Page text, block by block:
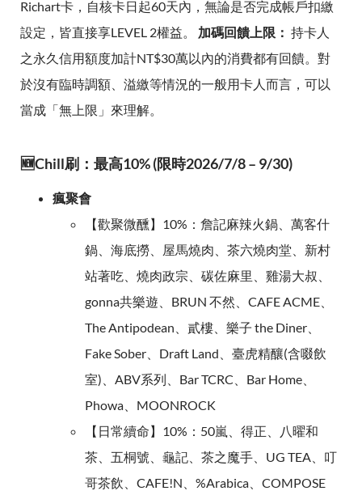
Richart卡，自核卡日起60天內，無論是否完成帳戶扣繳
設定，皆直接享LEVEL 2權益。 加碼回饋上限： 持卡人
之永久信用額度加計NT$30萬以內的消費都有回饋。對
於沒有臨時調額、溢繳等情況的一般用卡人而言，可以
當成「無上限」來理解。
🆕Chill刷：最高10% (限時2026/7/8 – 9/30)
瘋聚會
【歡聚微醺】10%：詹記麻辣火鍋、萬客什
鍋、海底撈、屋馬燒肉、茶六燒肉堂、新村
站著吃、燒肉政宗、碳佐麻里、雞湯大叔、
gonna共樂遊、BRUN 不然、CAFE ACME、
The Antipodean、貳樓、樂子 the Diner、
Fake Sober、Draft Land、臺虎精釀(含啜飲
室)、ABV系列、Bar TCRC、Bar Home、
Phowa、MOONROCK
【日常續命】10%：50嵐、得正、八曜和
茶、五桐號、龜記、茶之魔手、UG TEA、叮
哥茶飲、CAFE!N、%Arabica、COMPOSE